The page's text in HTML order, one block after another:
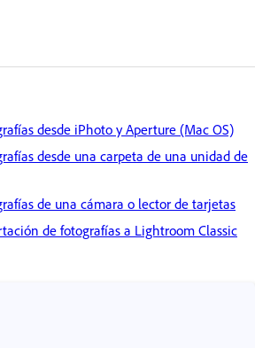
desde iPhoto y Aperture (Mac OS)
desde una carpeta de una unidad de
de una cámara o lector de tarjetas
de fotografías a Lightroom Classic